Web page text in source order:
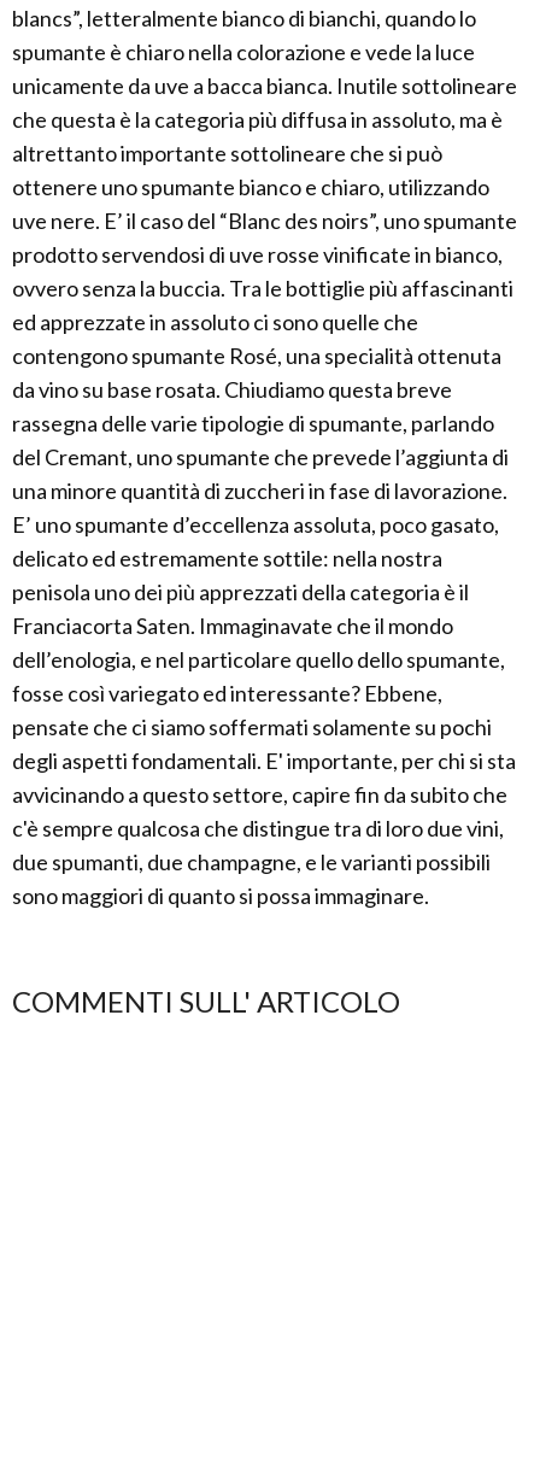
blancs”, letteralmente bianco di bianchi, quando lo
spumante è chiaro nella colorazione e vede la luce
unicamente da uve a bacca bianca. Inutile sottolineare
che questa è la categoria più diffusa in assoluto, ma è
altrettanto importante sottolineare che si può
ottenere uno spumante bianco e chiaro, utilizzando
uve nere. E’ il caso del “Blanc des noirs”, uno spumante
prodotto servendosi di uve rosse vinificate in bianco,
ovvero senza la buccia. Tra le bottiglie più affascinanti
ed apprezzate in assoluto ci sono quelle che
contengono spumante Rosé, una specialità ottenuta
da vino su base rosata. Chiudiamo questa breve
rassegna delle varie tipologie di spumante, parlando
del Cremant, uno spumante che prevede l’aggiunta di
una minore quantità di zuccheri in fase di lavorazione.
E’ uno spumante d’eccellenza assoluta, poco gasato,
delicato ed estremamente sottile: nella nostra
penisola uno dei più apprezzati della categoria è il
Franciacorta Saten. Immaginavate che il mondo
dell’enologia, e nel particolare quello dello spumante,
fosse così variegato ed interessante? Ebbene,
pensate che ci siamo soffermati solamente su pochi
degli aspetti fondamentali. E' importante, per chi si sta
avvicinando a questo settore, capire fin da subito che
c'è sempre qualcosa che distingue tra di loro due vini,
due spumanti, due champagne, e le varianti possibili
sono maggiori di quanto si possa immaginare.
COMMENTI SULL' ARTICOLO